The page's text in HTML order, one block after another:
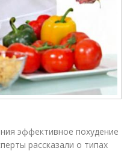
эффективное похудение
рассказали о типах